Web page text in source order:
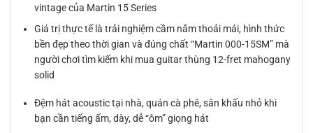
vintage của Martin 15 Series
Giá trị thực tế là trải nghiệm cầm nắm thoải mái, hình thức
bền đẹp theo thời gian và đúng chất “Martin 000-15SM” mà
người chơi tìm kiếm khi mua guitar thùng 12-fret mahogany
solid
Đệm hát acoustic tại nhà, quán cà phê, sân khấu nhỏ khi
bạn cần tiếng ấm, dày, dễ “ôm” giọng hát